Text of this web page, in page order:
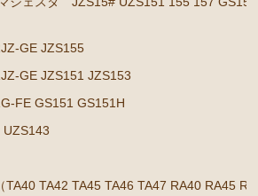
GE JZX141
ジェスタ JZS15# UZS151 155 157
GE JZS155
GE JZS151 JZS153
FE GS151 GS151H
GE JZS155
GE JZS151 JZS153
FE GS151 GS151H
TA42 TA45 TA46 TA47 RA40 RA45